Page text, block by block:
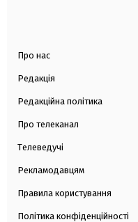
Про нас
Редакція
Редакційна політика
Про телеканал
Телеведучі
Рекламодавцям
Правила користування
Політика конфіденційності